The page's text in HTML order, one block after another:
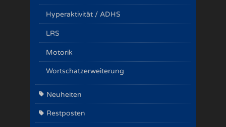
Hyperaktivität / ADHS
LRS
Motorik
Wortschatzerweiterung
Neuheiten
Restposten